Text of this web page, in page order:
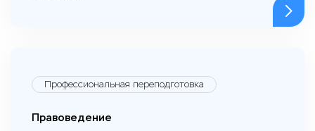
Профессиональная переподготовка
Правоведение